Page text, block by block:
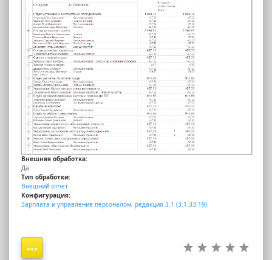
Внешняя обработка:
Да
Тип обработки:
Внешний отчет
Конфигурация:
Зарплата и управление персоналом, редакция 3.1 (3.1.33.19)